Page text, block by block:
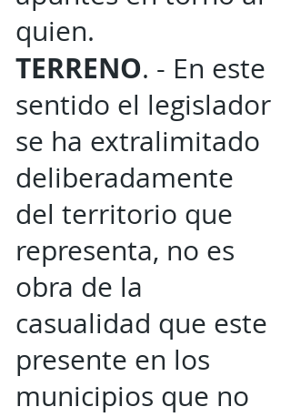
quien.
TERRENO. - En este
sentido el legislador
se ha extralimitado
deliberadamente
del territorio que
representa, no es
obra de la
casualidad que este
presente en los
municipios que no